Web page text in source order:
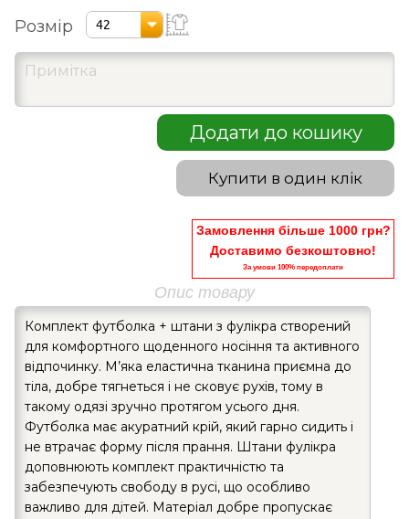
Розмір 42
Додати до кошику
Купити в один клік
Замовлення більше 1000 грн?
Доставимо безкоштовно!
За умови 100% передоплати
Опис товару
Комплект футболка + штани з фулікра створений
для комфортного щоденного носіння та активного
відпочинку. М’яка еластична тканина приємна до
тіла, добре тягнеться і не сковує рухів, тому в
такому одязі зручно протягом усього дня.
Футболка має акуратний крій, який гарно сидить і
не втрачає форму після прання. Штани фулікра
доповнюють комплект практичністю та
забезпечують свободу в русі, що особливо
важливо для дітей. Матеріал добре пропускає